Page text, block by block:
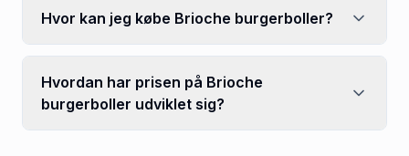
Hvor kan jeg købe Brioche burgerboller?
Hvordan har prisen på Brioche
burgerboller udviklet sig?